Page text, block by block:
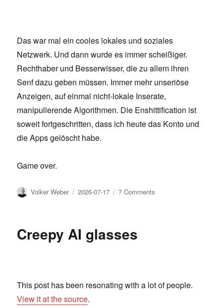
Das war mal ein cooles lokales und soziales
Netzwerk. Und dann wurde es immer scheißiger.
Rechthaber und Besserwisser, die zu allem ihren
Senf dazu geben müssen. Immer mehr unseriöse
Anzeigen, auf einmal nicht-lokale Inserate,
manipulierende Algorithmen. Die Enshittification ist
soweit fortgeschritten, dass ich heute das Konto und
die Apps gelöscht habe.
Game over.
Author
Volker Weber
Posted
2026-07-17 7 Comments
Creepy AI glasses
This post has been resonating with a lot of people.
View it at the source.